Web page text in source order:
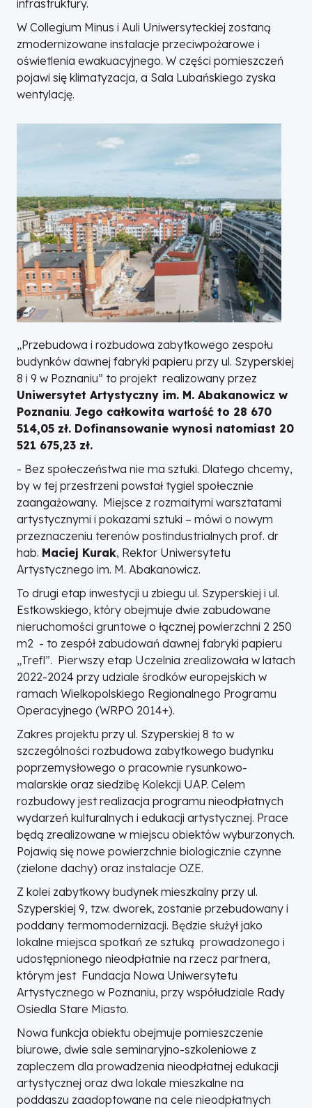
infrastruktury.
W Collegium Minus i Auli Uniwersyteckiej zostaną
zmodernizowane instalacje przeciwpożarowe i
oświetlenia ewakuacyjnego. W części pomieszczeń
pojawi się klimatyzacja, a Sala Lubańskiego zyska
wentylację.
„Przebudowa i rozbudowa zabytkowego zespołu
budynków dawnej fabryki papieru przy ul. Szyperskiej
8 i 9 w Poznaniu” to projekt realizowany przez
Uniwersytet Artystyczny im. M. Abakanowicz w
Poznaniu. Jego całkowita wartość to 28 670
514,05 zł. Dofinansowanie wynosi natomiast 20
521 675,23 zł.
- Bez społeczeństwa nie ma sztuki. Dlatego chcemy,
by w tej przestrzeni powstał tygiel społecznie
zaangażowany. Miejsce z rozmaitymi warsztatami
artystycznymi i pokazami sztuki – mówi o nowym
przeznaczeniu terenów postindustrialnych prof. dr
hab. Maciej Kurak, Rektor Uniwersytetu
Artystycznego im. M. Abakanowicz.
To drugi etap inwestycji u zbiegu ul. Szyperskiej i ul.
Estkowskiego, który obejmuje dwie zabudowane
nieruchomości gruntowe o łącznej powierzchni 2 250
m2 - to zespół zabudowań dawnej fabryki papieru
„Trefl”. Pierwszy etap Uczelnia zrealizowała w latach
2022-2024 przy udziale środków europejskich w
ramach Wielkopolskiego Regionalnego Programu
Operacyjnego (WRPO 2014+).
Zakres projektu przy ul. Szyperskiej 8 to w
szczególności rozbudowa zabytkowego budynku
poprzemysłowego o pracownie rysunkowo-
malarskie oraz siedzibę Kolekcji UAP. Celem
rozbudowy jest realizacja programu nieodpłatnych
wydarzeń kulturalnych i edukacji artystycznej. Prace
będą zrealizowane w miejscu obiektów wyburzonych.
Pojawią się nowe powierzchnie biologicznie czynne
(zielone dachy) oraz instalacje OZE.
Z kolei zabytkowy budynek mieszkalny przy ul.
Szyperskiej 9, tzw. dworek, zostanie przebudowany i
poddany termomodernizacji. Będzie służył jako
lokalne miejsca spotkań ze sztuką prowadzonego i
udostępnionego nieodpłatnie na rzecz partnera,
którym jest Fundacja Nowa Uniwersytetu
Artystycznego w Poznaniu, przy współudziale Rady
Osiedla Stare Miasto.
Nowa funkcja obiektu obejmuje pomieszczenie
biurowe, dwie sale seminaryjno-szkoleniowe z
zapleczem dla prowadzenia nieodpłatnej edukacji
artystycznej oraz dwa lokale mieszkalne na
poddaszu zaadoptowane na cele nieodpłatnych